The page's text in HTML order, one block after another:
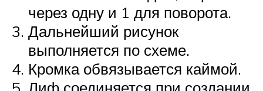
через одну и 1 для поворота.
Дальнейший рисунок
выполняется по схеме.
Кромка обвязывается каймой.